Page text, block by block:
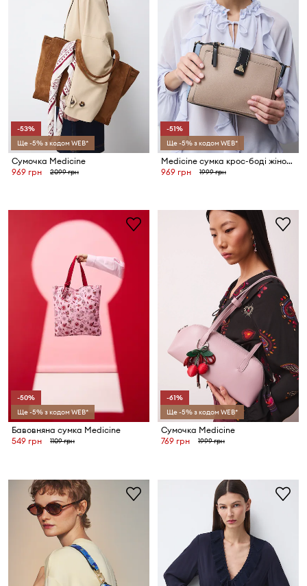
-53%
Ще -5% з кодом WEB*
Сумочка Medicine
969 грн
2099 грн
-51%
Ще -5% з кодом WEB*
Medicine сумка крос-боді жіноча
969 грн
1999 грн
-50%
Ще -5% з кодом WEB*
Бавовняна сумка Medicine
549 грн
1109 грн
-61%
Ще -5% з кодом WEB*
Сумочка Medicine
769 грн
1999 грн